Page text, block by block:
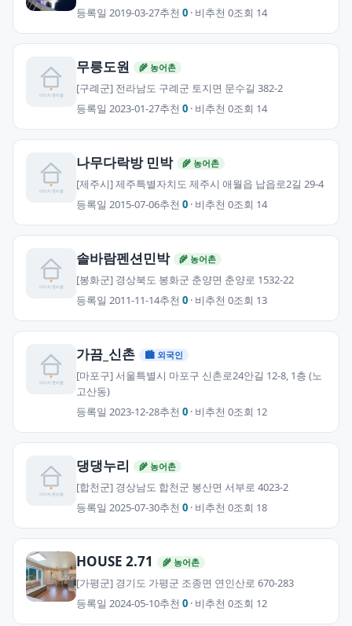
등록일 2019-03-27추천 0 · 비추천 0조회 14
무릉도원 🌾 농어촌
[구례군] 전라남도 구례군 토지면 문수길 382-2
등록일 2023-01-27추천 0 · 비추천 0조회 14
나무다락방 민박 🌾 농어촌
[제주시] 제주특별자치도 제주시 애월읍 납읍로2길 29-4
등록일 2015-07-06추천 0 · 비추천 0조회 14
솔바람펜션민박 🌾 농어촌
[봉화군] 경상북도 봉화군 춘양면 춘양로 1532-22
등록일 2011-11-14추천 0 · 비추천 0조회 13
가끔_신촌 🏙 외국인
[마포구] 서울특별시 마포구 신촌로24안길 12-8, 1층 (노
고산동)
등록일 2023-12-28추천 0 · 비추천 0조회 12
댕댕누리 🌾 농어촌
[합천군] 경상남도 합천군 봉산면 서부로 4023-2
등록일 2025-07-30추천 0 · 비추천 0조회 18
HOUSE 2.71 🌾 농어촌
[가평군] 경기도 가평군 조종면 연인산로 670-283
등록일 2024-05-10추천 0 · 비추천 0조회 12